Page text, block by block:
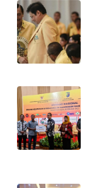
WN
KARO
WN
WN
LABUHANBATU
TAPANULI